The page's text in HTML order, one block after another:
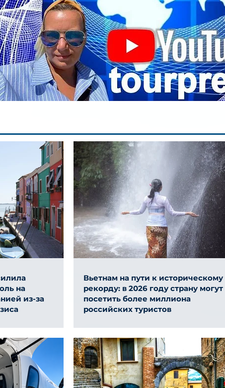
на
из-за
Вьетнам на пути к историческому
рекорду: в 2026 году страну могут
посетить более миллиона
российских туристов